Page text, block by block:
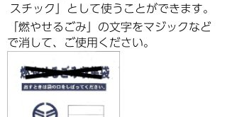
スチック」として使うことができます。
「燃やせるごみ」の文字をマジックなど
で消して、ご使用ください。